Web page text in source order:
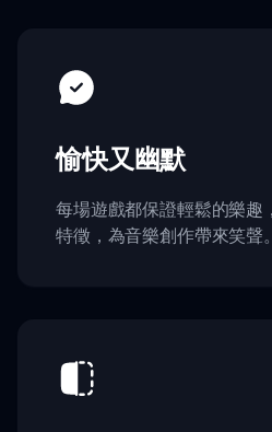
愉快又幽默
每場遊戲都保證輕鬆的樂
特徵，為音樂創作帶來笑聲。